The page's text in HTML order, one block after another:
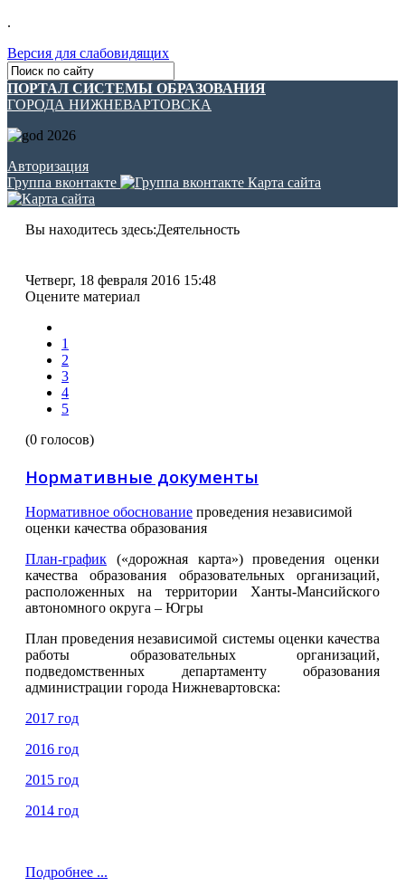
.
Версия для слабовидящих
ПОРТАЛ СИСТЕМЫ ОБРАЗОВАНИЯ
ГОРОДА НИЖНЕВАРТОВСКА
Авторизация
Группа вконтакте
Карта сайта
Вы находитесь здесь:Деятельность
Четверг, 18 февраля 2016 15:48
Оцените материал
1
2
3
4
5
(0 голосов)
Нормативные документы
Нормативное обоснование проведения независимой
оценки качества образования
План-график («дорожная карта») проведения оценки
качества образования образовательных организаций,
расположенных на территории Ханты-Мансийского
автономного округа – Югры
План проведения независимой системы оценки качества
работы образовательных организаций,
подведомственных департаменту образования
администрации города Нижневартовска:
2017 год
2016 год
2015 год
2014 год
Подробнее ...